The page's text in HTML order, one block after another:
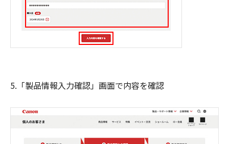
5.「製品情報入力確認」画面で内容を確認